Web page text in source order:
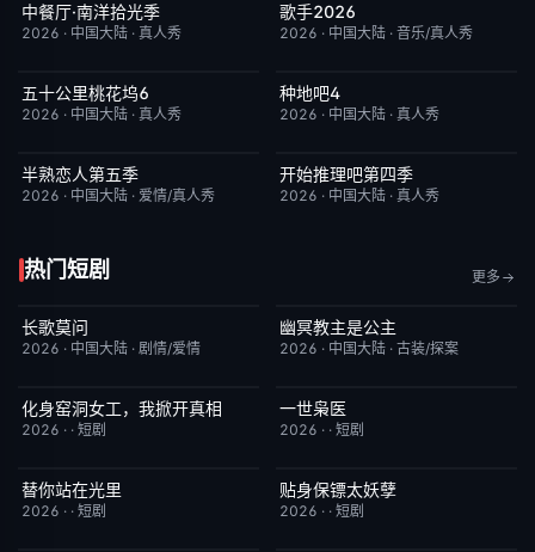
更新至第8期
中餐厅·南洋拾光季
2026 · 中国大陆 · 真人秀
今日更新
歌手2026
2026 · 中国大陆 · 音乐/真人秀
今日更新
五十公里桃花坞6
2026 · 中国大陆 · 真人秀
今日更新
种地吧4
2026 · 中国大陆 · 真人秀
昨日更新
半熟恋人第五季
2026 · 中国大陆 · 爱情/真人秀
今日更新
开始推理吧第四季
2026 · 中国大陆 · 真人秀
热门短剧 更多
已完结
长歌莫问
2026 · 中国大陆 · 剧情/爱情
已完结
幽冥教主是公主
2026 · 中国大陆 · 古装/探案
完结
化身窑洞女工，我掀开真相
2026 · · 短剧
完结
一世枭医
2026 · · 短剧
完结
替你站在光里
2026 · · 短剧
完结
贴身保镖太妖孽
2026 · · 短剧